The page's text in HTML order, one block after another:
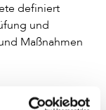
definiert
und
Maßnahmen